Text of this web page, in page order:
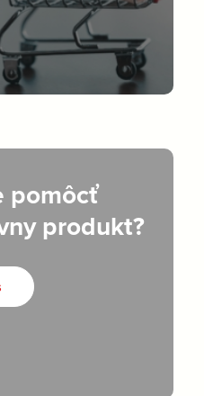
pomôcť
produkt?